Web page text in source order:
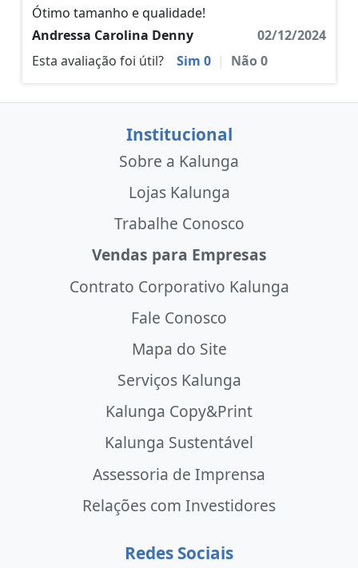
Ótimo tamanho e qualidade!
Andressa Carolina Denny
02/12/2024
Esta avaliação foi útil?
Sim 0 | Não0
Institucional
Sobre a Kalunga
Lojas Kalunga
Trabalhe Conosco
Vendas para Empresas
Contrato Corporativo Kalunga
Fale Conosco
Mapa do Site
Serviços Kalunga
Kalunga Copy&Print
Kalunga Sustentável
Assessoria de Imprensa
Relações com Investidores
Redes Sociais